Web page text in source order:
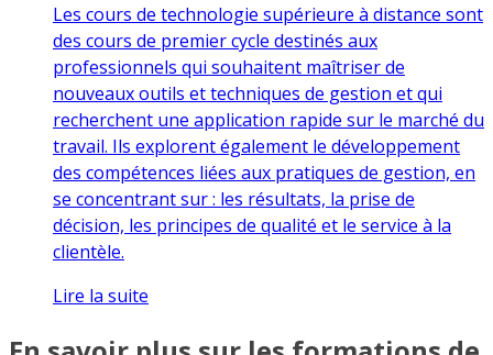
Les cours de technologie supérieure à distance sont
des cours de premier cycle destinés aux
professionnels qui souhaitent maîtriser de
nouveaux outils et techniques de gestion et qui
recherchent une application rapide sur le marché du
travail. Ils explorent également le développement
des compétences liées aux pratiques de gestion, en
se concentrant sur : les résultats, la prise de
décision, les principes de qualité et le service à la
clientèle.
Lire la suite